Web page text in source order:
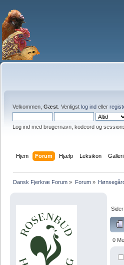
Velkommen, Gæst . Venligst log ind eller
Log ind med brugernavn, kodeord og
Hjem Forum Hjælp Leksikon Galleri
Dansk Fjerkræ Forum » Forum»
0